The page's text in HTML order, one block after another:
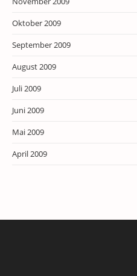
Oktober 2009
September 2009
August 2009
Juli 2009
Juni 2009
Mai 2009
April 2009